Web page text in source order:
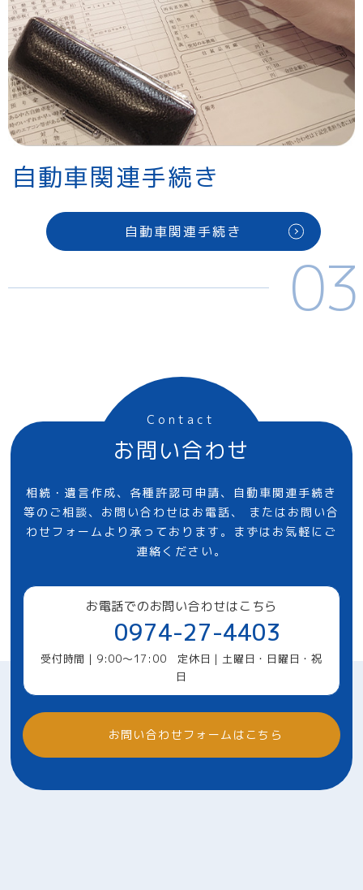
自動車関連手続き
自動車関連手続き
03
Contact
お問い合わせ
相続・遺言作成、各種許認可申請、自動車関連手続き
等のご相談、お問い合わせはお電話、
またはお問い合
わせフォームより承っております。まずはお気軽にご
連絡ください。
お電話でのお問い合わせはこちら
0974-27-4403
受付時間｜9:00～17:00 定休日｜土曜日・日曜日・祝
日
お問い合わせフォームはこちら